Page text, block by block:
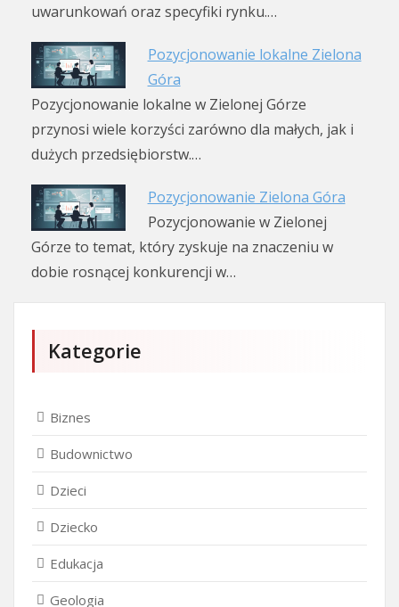
uwarunkowań oraz specyfiki rynku.…
Pozycjonowanie lokalne Zielona
Góra
Pozycjonowanie lokalne w Zielonej Górze
przynosi wiele korzyści zarówno dla małych, jak i
dużych przedsiębiorstw.…
Pozycjonowanie Zielona Góra
Pozycjonowanie w Zielonej
Górze to temat, który zyskuje na znaczeniu w
dobie rosnącej konkurencji w…
Kategorie
Biznes
Budownictwo
Dzieci
Dziecko
Edukacja
Geologia